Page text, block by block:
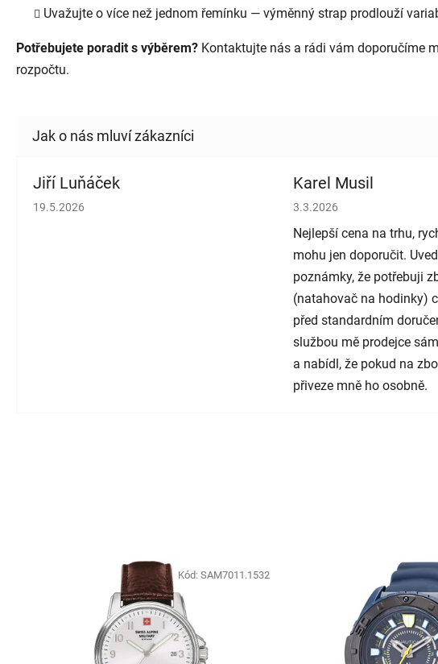
Uvažujte o více než jednom řemínku — výměnný strap prodlouží
Potřebujete poradit s výběrem? Kontaktujte nás a rádi vám doporučíme
rozpočtu.
Jiří Luňáček
Hodnocení obchodu je 5 z 5 hvězdiček.
19.5.2026
Karel Musil
Hodnocení obchodu je 5
3.3.2026
Nejlepší cena na trhu,
mohu jen doporučit.
poznámky, že potřebuji
(natahovač na hodinky)
před standardním
službou mě prodejce
a nabídl, že pokud na
přiveze mně ho osobně.
Kód: SAM7011.1532